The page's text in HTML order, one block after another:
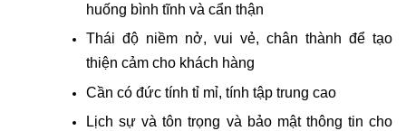
huống bình tĩnh và cẩn thận
Thái độ niềm nở, vui vẻ, chân thành để tạo
thiện cảm cho khách hàng
Cần có đức tính tỉ mỉ, tính tập trung cao
Lịch sự và tôn trọng và bảo mật thông tin cho